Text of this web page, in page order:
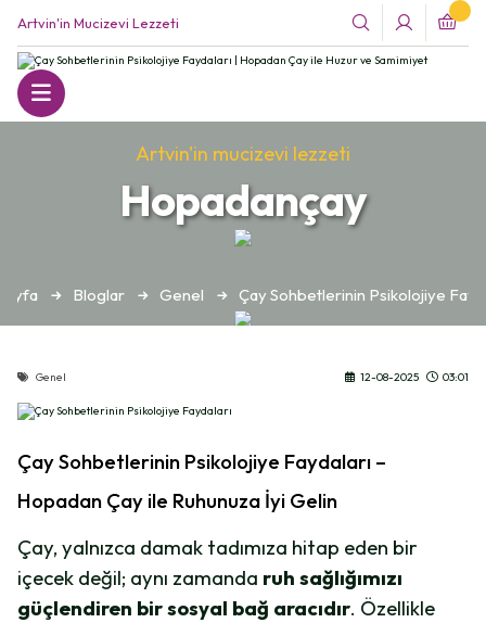
Artvin'in Mucizevi Lezzeti
Artvin'in mucizevi lezzeti
Hopadançay
Bloglar Genel Çay Sohbetlerinin Psikolojiye
Genel 12-08-2025 03:01
Çay Sohbetlerinin Psikolojiye Faydaları –
Hopadan Çay ile Ruhunuza İyi Gelin
Çay, yalnızca damak tadımıza hitap eden bir
içecek değil; aynı zamanda ruh sağlığımızı
güçlendiren bir sosyal bağ aracıdır. Özellikle